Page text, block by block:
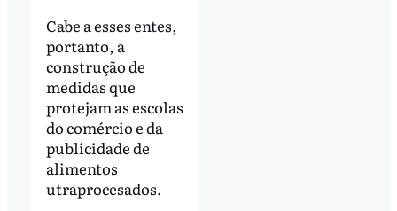
Cabe a esses entes,
portanto, a
construção de
medidas que
protejam as escolas
do comércio e da
publicidade de
alimentos
utraprocesados.